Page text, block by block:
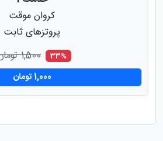
کروان موقت
پروتزهای ثابت
33% 1,500 تومان
1,000 تومان